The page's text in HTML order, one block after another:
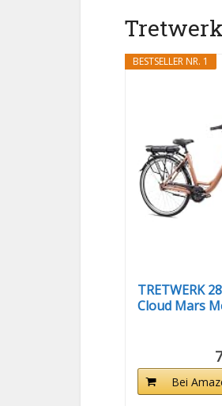
BESTSELLER NR. 1
TRETWERK
Cloud Mars
Bei